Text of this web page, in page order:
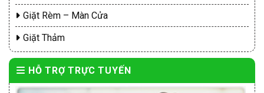
Giặt Rèm – Màn Cửa
Giặt Thảm
HỖ TRỢ TRỰC TUYẾN